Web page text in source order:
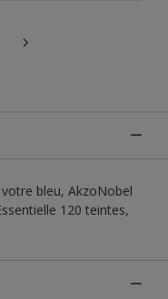
bleu, AkzoNobel
120 teintes,